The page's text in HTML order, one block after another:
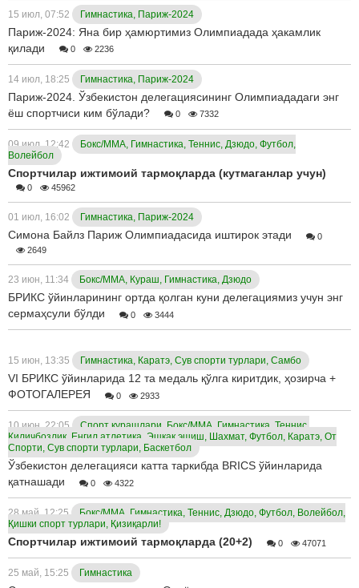
15 июл, 07:52 Гимнастика, Париж-2024
Париж-2024: Яна бир ҳамюртимиз Олимпиадада ҳакамлик
қилади
0 2236
14 июл, 18:25 Гимнастика, Париж-2024
Париж-2024. Ўзбекистон делегациясининг Олимпиададаги энг
ёш спортчиси ким бўлади?
0 7332
09 июл, 12:42
Бокс/ММА, Гимнастика, Теннис, Дзюдо, Футбол,
Волейбол
Спортчилар ижтимоий тармоқларда (кутмаганлар учун)
0 45962
01 июл, 16:02 Гимнастика, Париж-2024
Симона Байлз Париж Олимпиадасида иштирок этади
0
2649
23 июн, 11:34 Бокс/ММА, Кураш, Гимнастика, Дзюдо
БРИКС ўйинларининг ортда қолган куни делегациямиз учун энг
сермаҳсули бўлди
0 3444
15 июн, 13:35 Гимнастика, Каратэ, Сув спорти турлари, Самбо
VI БРИКС ўйинларида 12 та медаль қўлга киритдик, ҳозирча +
ФОТОГАЛЕРЕЯ
0 2933
10 июн, 22:05
Спорт курашлари, Бокс/ММА, Гимнастика, Теннис,
Қиличбозлик, Енгил атлетика, Эшкак эшиш, Шахмат, Футбол, Каратэ, От
Спорти, Сув спорти турлари, Баскетбол
Ўзбекистон делегацияси катта таркибда BRICS ўйинларида
қатнашади
0 4322
28 май, 12:25
Бокс/ММА, Гимнастика, Теннис, Дзюдо, Футбол, Волейбол,
Қишки спорт турлари, Қизиқарли!
Спортчилар ижтимоий тармоқларда (20+2) 0 47071
25 май, 15:25 Гимнастика